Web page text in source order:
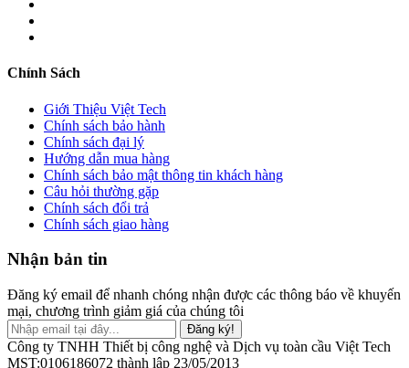
Chính Sách
Giới Thiệu Việt Tech
Chính sách bảo hành
Chính sách đại lý
Hướng dẫn mua hàng
Chính sách bảo mật thông tin khách hàng
Câu hỏi thường gặp
Chính sách đổi trả
Chính sách giao hàng
Nhận bản tin
Đăng ký email để nhanh chóng nhận được các thông báo về khuyến
mại, chương trình giảm giá của chúng tôi
Đăng ký!
Công ty TNHH Thiết bị công nghệ và Dịch vụ toàn cầu Việt Tech
MST:0106186072 thành lập 23/05/2013